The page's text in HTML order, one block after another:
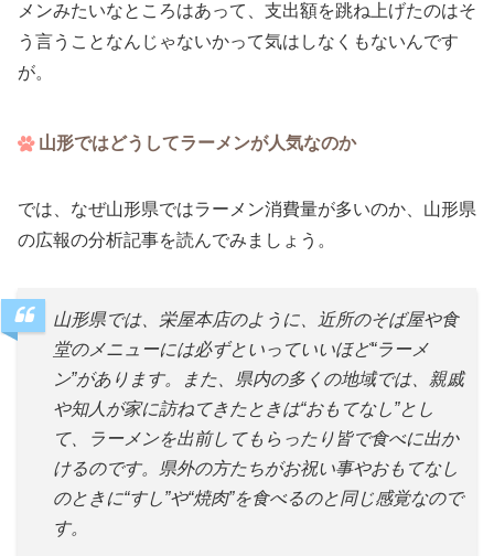
メンみたいなところはあって、支出額を跳ね上げたのはそ
う言うことなんじゃないかって気はしなくもないんです
が。
山形ではどうしてラーメンが人気なのか
では、なぜ山形県ではラーメン消費量が多いのか、山形県
の広報の分析記事を読んでみましょう。
山形県では、栄屋本店のように、近所のそば屋や食
堂のメニューには必ずといっていいほど“ラーメ
ン”があります。また、県内の多くの地域では、親戚
や知人が家に訪ねてきたときは“おもてなし”とし
て、ラーメンを出前してもらったり皆で食べに出か
けるのです。県外の方たちがお祝い事やおもてなし
のときに“すし”や“焼肉”を食べるのと同じ感覚なので
す。